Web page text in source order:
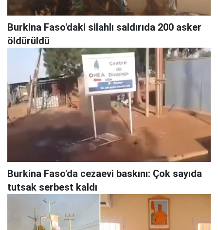
Burkina Faso'daki silahlı saldırıda 200 asker
öldürüldü
Burkina Faso'da cezaevi baskını: Çok sayıda
tutsak serbest kaldı